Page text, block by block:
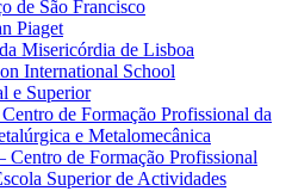
de São Francisco
Piaget
Misericórdia de Lisboa
International School
e Superior
de Formação Profissional da
e Metalomecânica
Centro de Formação Profissional
Superior de Actividades